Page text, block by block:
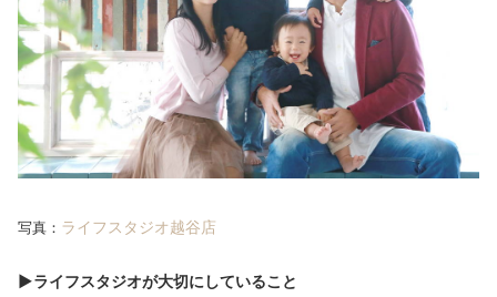
写真： ライフスタジオ越谷店
▶ライフスタジオが大切にしていること